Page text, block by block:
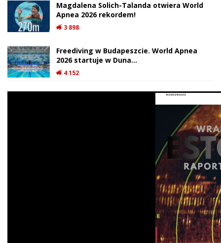
Magdalena Solich-Talanda otwiera World
Apnea 2026 rekordem!
3 898
Freediving w Budapeszcie. World Apnea
2026 startuje w Duna…
4 152